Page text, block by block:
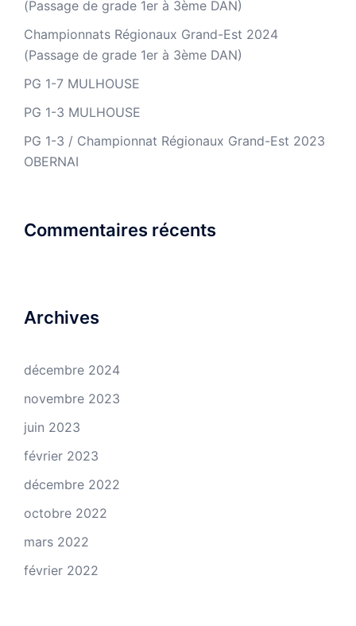
(Passage de grade 1er à 3ème DAN)
Championnats Régionaux Grand-Est 2024
(Passage de grade 1er à 3ème DAN)
PG 1-7 MULHOUSE
PG 1-3 MULHOUSE
PG 1-3 / Championnat Régionaux Grand-Est 2023
OBERNAI
Commentaires récents
Archives
décembre 2024
novembre 2023
juin 2023
février 2023
décembre 2022
octobre 2022
mars 2022
février 2022